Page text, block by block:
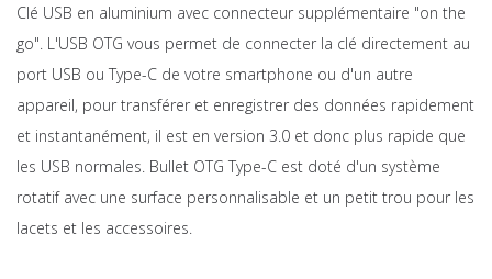
Clé USB en aluminium avec connecteur supplémentaire "on the
go". L'USB OTG vous permet de connecter la clé directement au
port USB ou Type-C de votre smartphone ou d'un autre
appareil, pour transférer et enregistrer des données rapidement
et instantanément, il est en version 3.0 et donc plus rapide que
les USB normales. Bullet OTG Type-C est doté d'un système
rotatif avec une surface personnalisable et un petit trou pour les
lacets et les accessoires.